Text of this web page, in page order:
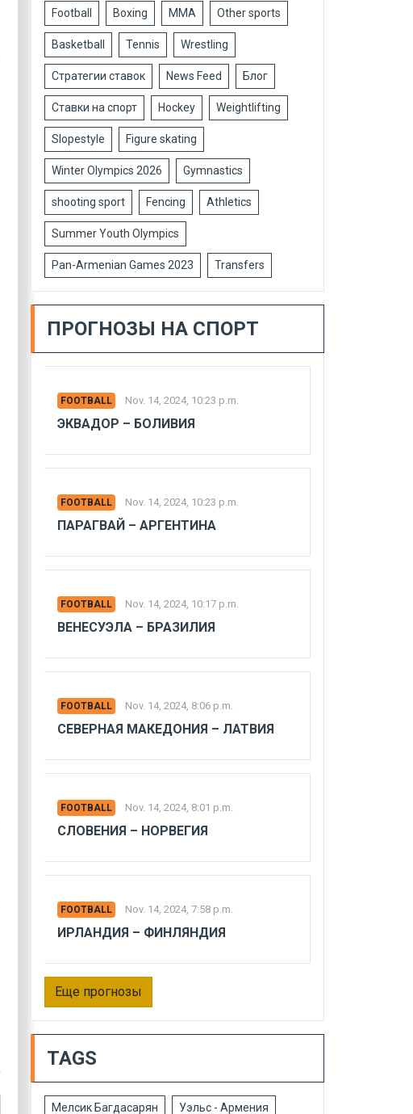
Football Boxing MMA Other sports
Basketball Tennis Wrestling
Стратегии ставок News Feed Блог
Ставки на спорт Hockey Weightlifting
Slopestyle Figure skating
Winter Olympics 2026 Gymnastics
shooting sport Fencing Athletics
Summer Youth Olympics
Pan-Armenian Games 2023 Transfers
ПРОГНОЗЫ НА СПОРТ
FOOTBALL Nov. 14, 2024, 10:23 p.m.
ЭКВАДОР – БОЛИВИЯ
FOOTBALL Nov. 14, 2024, 10:23 p.m.
ПАРАГВАЙ – АРГЕНТИНА
FOOTBALL Nov. 14, 2024, 10:17 p.m.
ВЕНЕСУЭЛА – БРАЗИЛИЯ
FOOTBALL Nov. 14, 2024, 8:06 p.m.
СЕВЕРНАЯ МАКЕДОНИЯ – ЛАТВИЯ
FOOTBALL Nov. 14, 2024, 8:01 p.m.
СЛОВЕНИЯ – НОРВЕГИЯ
FOOTBALL Nov. 14, 2024, 7:58 p.m.
ИРЛАНДИЯ – ФИНЛЯНДИЯ
Еще прогнозы
TAGS
Мелсик Багдасарян Уэльс - Армения